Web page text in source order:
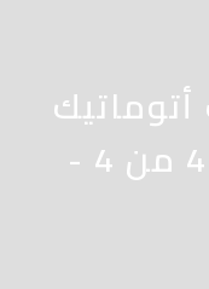
Archives - الصفحة 4 من 4 -